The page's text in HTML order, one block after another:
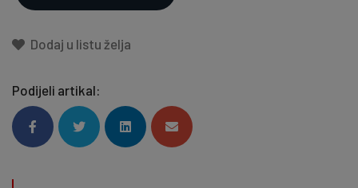
Dodaj u listu želja
Podijeli artikal: